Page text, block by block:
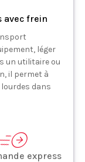
avec frein
léger
un utilitaire ou
il permet à
dans
express